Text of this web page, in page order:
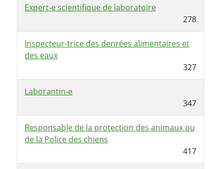
Expert-e scientifique de laboratoire
278
Inspecteur-trice des denrées alimentaires et
des eaux
327
Laborantin-e
347
Responsable de la protection des animaux ou
de la Police des chiens
417